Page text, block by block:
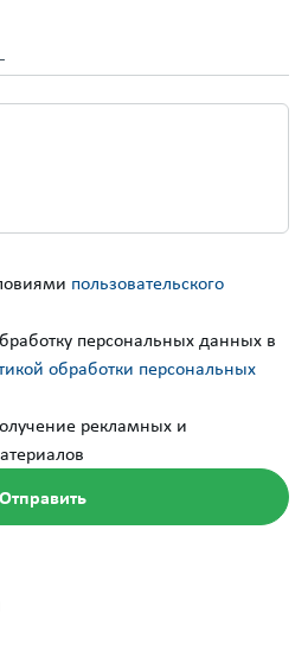
пользовательского
персональных данных в
обработки персональных
рекламных и